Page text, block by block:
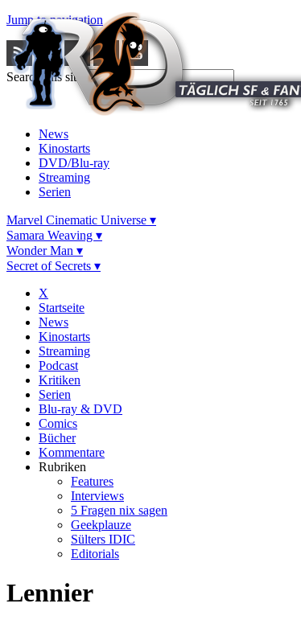
Jump to navigation
Search this site
News
Kinostarts
DVD/Blu-ray
Streaming
Serien
Marvel Cinematic Universe ▾
Samara Weaving ▾
Wonder Man ▾
Secret of Secrets ▾
X
Startseite
News
Kinostarts
Streaming
Podcast
Kritiken
Serien
Blu-ray & DVD
Comics
Bücher
Kommentare
Rubriken
Features
Interviews
5 Fragen nix sagen
Geekplauze
Sülters IDIC
Editorials
Lennier